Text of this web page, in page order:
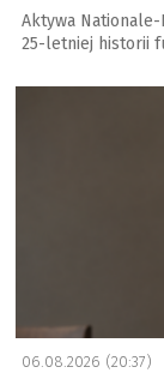
Aktywa
25-letniej historii
a
06.08.2026 (20:37)